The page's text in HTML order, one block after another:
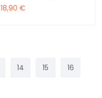
18,90 €
14 15 16